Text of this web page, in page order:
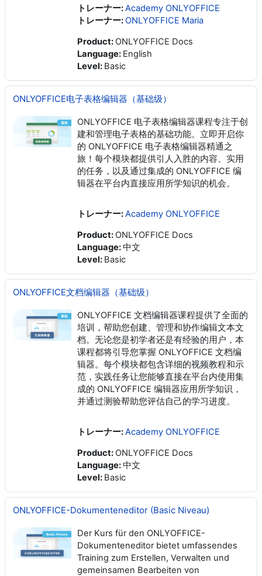
トレーナー:Academy ONLYOFFICE
トレーナー:ONLYOFFICE Maria
Product: ONLYOFFICE Docs
Language: English
Level: Basic
ONLYOFFICE电子表格编辑器（基础级）
ONLYOFFICE 电子表格编辑器课程专注于创
建和管理电子表格的基础功能。立即开启你
的 ONLYOFFICE 电子表格编辑器精通之
旅！每个模块都提供引人入胜的内容、实用
的任务，以及通过集成的 ONLYOFFICE 编
辑器在平台内直接应用所学知识的机会。
トレーナー:Academy ONLYOFFICE
Product: ONLYOFFICE Docs
Language:中文
Level: Basic
ONLYOFFICE文档编辑器（基础级）
ONLYOFFICE 文档编辑器课程提供了全面的
培训，帮助您创建、管理和协作编辑文本文
档。无论您是初学者还是有经验的用户，本
课程都将引导您掌握 ONLYOFFICE 文档编
辑器。每个模块都包含详细的视频教程和示
范，实践任务让您能够直接在平台内使用集
成的 ONLYOFFICE 编辑器应用所学知识，
并通过测验帮助您评估自己的学习进度。
トレーナー:Academy ONLYOFFICE
Product: ONLYOFFICE Docs
Language:中文
Level: Basic
ONLYOFFICE-Dokumenteneditor (Basic Niveau)
Der Kurs für den ONLYOFFICE-
Dokumenteneditor bietet umfassendes
Training zum Erstellen, Verwalten und
gemeinsamen Bearbeiten von